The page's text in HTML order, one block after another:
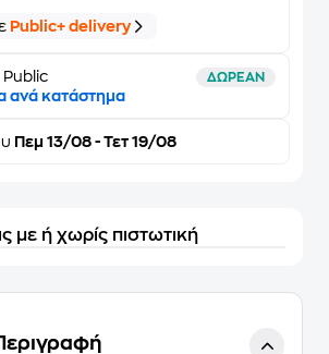
Public+ delivery
Public ΔΩΡΕΑΝ
ανά κατάστημα
Πεμ 13/08 - Τετ 19/08
με ή χωρίς πιστωτική